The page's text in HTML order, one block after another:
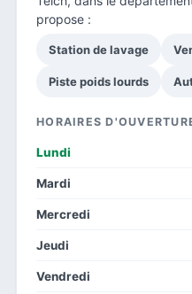
propose :
Station de lavage
Piste poids lourds
HORAIRES
Lundi
Mardi
Mercredi
Jeudi
Vendredi